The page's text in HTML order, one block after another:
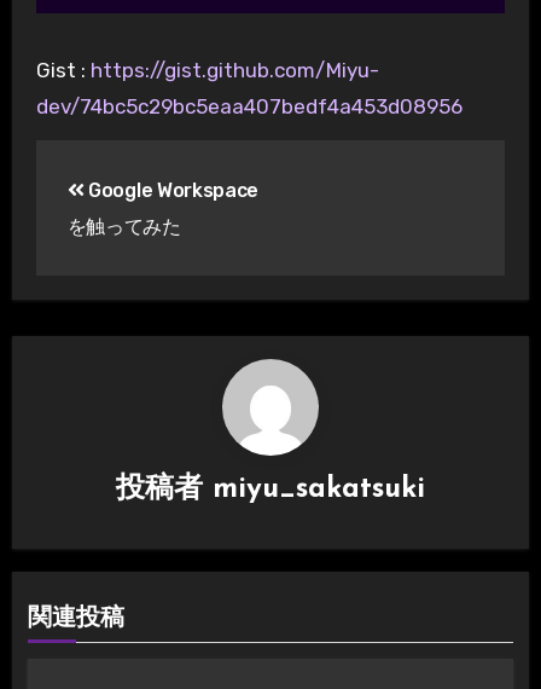
Gist : https://gist.github.com/Miyu-
dev/74bc5c29bc5eaa407bedf4a453d08956
稿
ビ
ン
Google Workspace
を触ってみた
投稿者 miyu_sakatsuki
関連投稿